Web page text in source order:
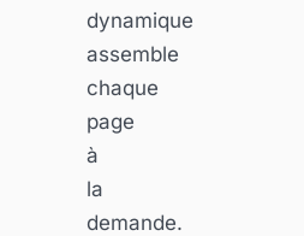
dynamique
assemble
chaque
page
à
la
demande.